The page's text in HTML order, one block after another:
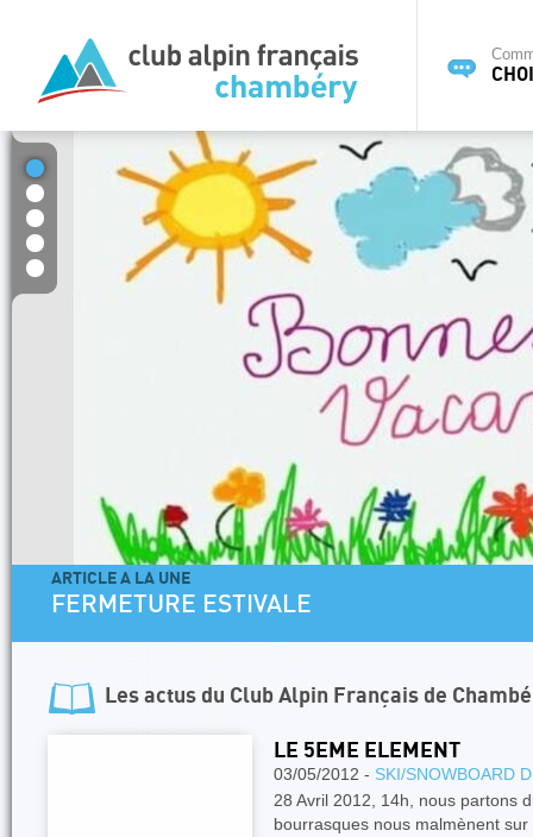
ARTICLE A LA UNE
FERMETURE ESTIVALE
Les actus du Club Alpin Français de
LE 5EME ELEMENT
03/05/2012 - SKI/SNOWBOARD
28 Avril 2012, 14h, nous partons
bourrasques nous malmènent